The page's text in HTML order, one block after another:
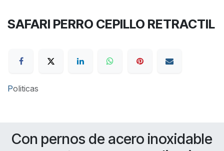
SAFARI PERRO CEPILLO RETRACTIL
Politicas
Con pernos de acero inoxidable